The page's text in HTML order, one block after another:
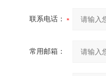
联系电话：
常用邮箱：